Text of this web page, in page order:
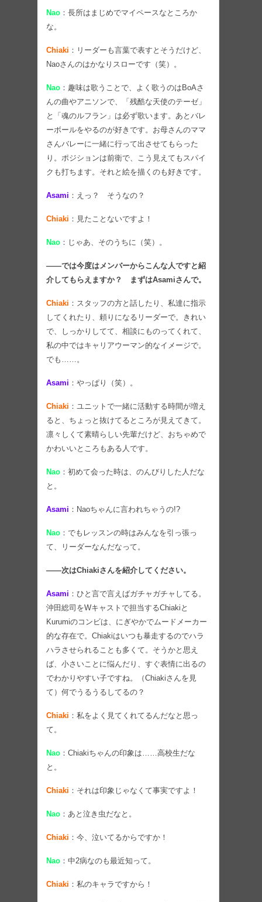
Nao ：長所はまじめでマイペースなところか
な。
Chiaki ：リーダーも言葉で表すとそうだけど、
Naoさんのはかなりスローです（笑）。
Nao ：趣味は歌うことで、よく歌うのはBoAさ
んの曲やアニソンで、「残酷な天使のテーゼ」
と「魂のルフラン」は必ず歌います。あとバレ
ーボールをやるのが好きです。お母さんのママ
さんバレーに一緒に行って出させてもらった
り。ポジションは前衛で、こう見えてもスパイ
クも打ちます。それと絵を描くのも好きです。
Asami ：えっ？ そうなの？
Chiaki ：見たことないですよ！
Nao ：じゃあ、そのうちに（笑）。
――では今度はメンバーからこんな人ですと紹
介してもらえますか？ まずはAsamiさんで。
Chiaki ：スタッフの方と話したり、私達に指示
してくれたり、頼りになるリーダーで。きれい
で、しっかりしてて、相談にものってくれて、
私の中ではキャリアウーマン的なイメージで。
でも……。
Asami ：やっぱり（笑）。
Chiaki ：ユニットで一緒に活動する時間が増え
ると、ちょっと抜けてるところが見えてきて。
凛々しくて素晴らしい先輩だけど、おちゃめで
かわいいところもある人です。
Nao ：初めて会った時は、のんびりした人だな
と。
Asami ：Naoちゃんに言われちゃうの!?
Nao ：でもレッスンの時はみんなを引っ張っ
て、リーダーなんだなって。
――次はChiakiさんを紹介してください。
Asami ：ひと言で言えばガチャガチャしてる。
沖田総司をWキャストで担当するChiakiと
Kurumiのコンビは、にぎやかでムードメーカー
的な存在で。Chiakiはいつも暴走するのでハラ
ハラさせられることも多くて。そうかと思え
ば、小さいことに悩んだり、すぐ表情に出るの
でわかりやすい子ですね。（Chiakiさんを見
て）何でうるうるしてるの？
Chiaki ：私をよく見てくれてるんだなと思っ
て。
Nao ：Chiakiちゃんの印象は……高校生だな
と。
Chiaki ：それは印象じゃなくて事実ですよ！
Nao ：あと泣き虫だなと。
Chiaki ：今、泣いてるからですか！
Nao ：中2病なのも最近知って。
Chiaki ：私のキャラですから！